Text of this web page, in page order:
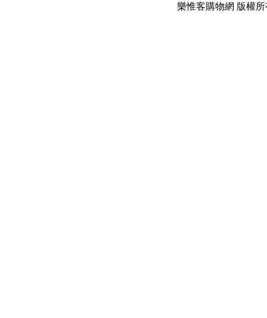
樂惟客購物網 版權所